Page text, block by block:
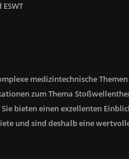
medizintechnische
zum Thema
bieten einen exzellenten
und sind deshalb eine